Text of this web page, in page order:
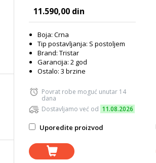
11.590,00 din
Boja: Crna
Tip postavljanja: S postoljem
Brand: Tristar
Garancija: 2 god
Ostalo: 3 brzine
Povrat robe moguć unutar 14
dana
Dostavljamo već od 11.08.2026
Uporedite proizvod